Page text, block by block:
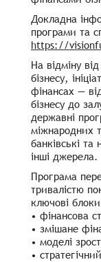
Докладна
програми та
https://
На відміну
бізнесу,
фінансах —
бізнесу до
державні
міжнародних
банківські та
інші джерела.
Програма
тривалістю
ключові
• фінансова
• змішане
• моделі
•